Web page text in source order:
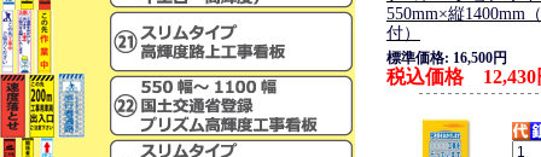
550mm×縦1400mm
付）
標準価格: 16,500円
税込価格 12,430